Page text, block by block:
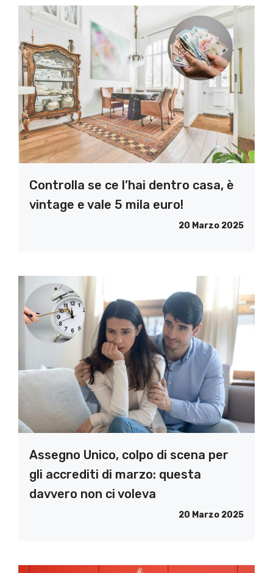
Controlla se ce l’hai dentro casa, è
vintage e vale 5 mila euro!
20 Marzo 2025
Assegno Unico, colpo di scena per
gli accrediti di marzo: questa
davvero non ci voleva
20 Marzo 2025